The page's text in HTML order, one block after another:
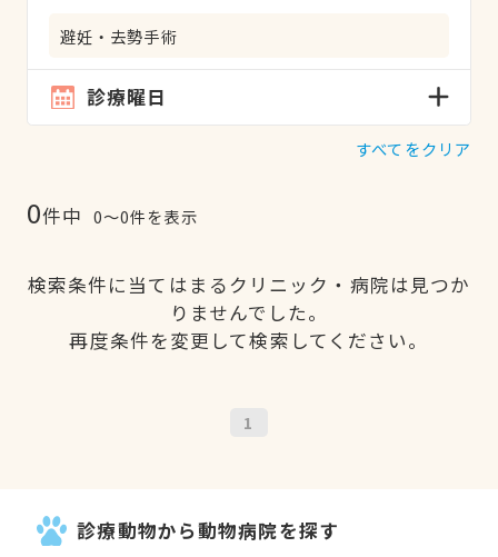
避妊・去勢手術
診療曜日
すべてをクリア
0件中 0〜0件を表示
検索条件に当てはまるクリニック・病院は見つか
りませんでした。
再度条件を変更して検索してください。
1
診療動物から動物病院を探す